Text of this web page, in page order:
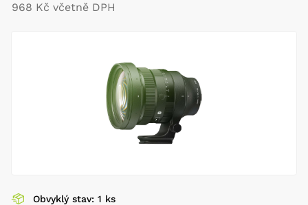
968 Kč včetně DPH
Obvyklý stav: 1 ks